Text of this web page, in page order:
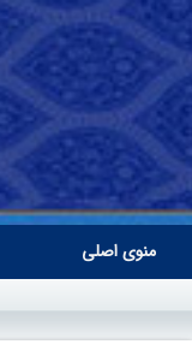
منوی اصلی